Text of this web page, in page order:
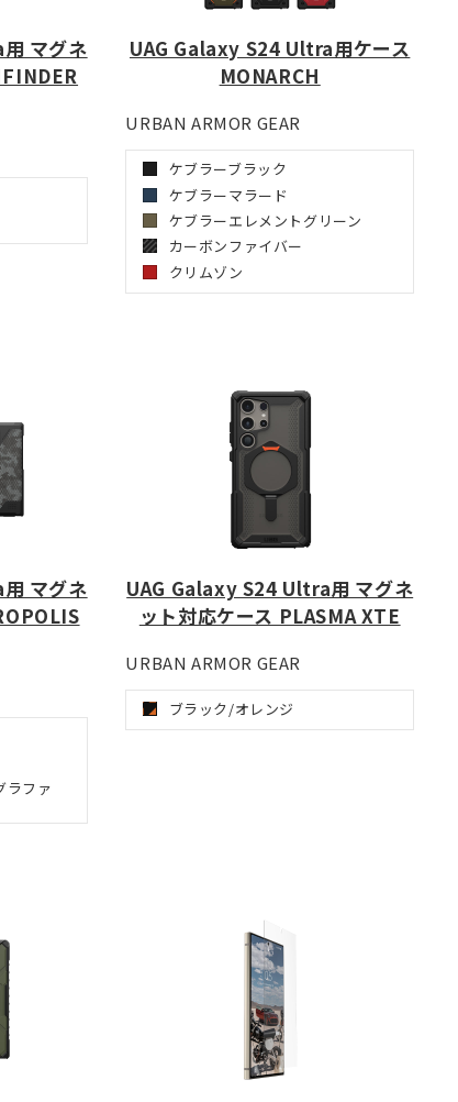
マグネ
UAG Galaxy S24 Ultra用ケース
MONARCH
URBAN ARMOR GEAR
ケブラーブラック
ケブラーマラード
ケブラーエレメントグリーン
カーボンファイバー
クリムゾン
マグネ
ラファ
UAG Galaxy S24 Ultra用 マグネ
ット対応ケース PLASMA XTE
URBAN ARMOR GEAR
ブラック/オレンジ